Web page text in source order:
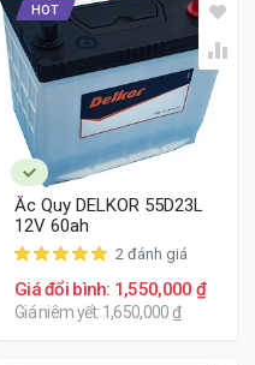
HOT
Ắc Quy DELKOR 55D23L
12V 60ah
2 đánh giá
Giá đổi bình: 1,550,000 ₫
Giá niêm yết: 1,650,000 ₫